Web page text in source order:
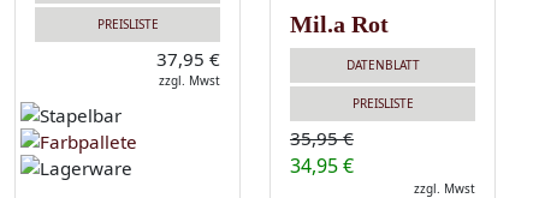
PREISLISTE
37,95 €
zzgl. Mwst
Mil.a Rot
DATENBLATT
PREISLISTE
35,95 €
34,95 €
zzgl. Mwst